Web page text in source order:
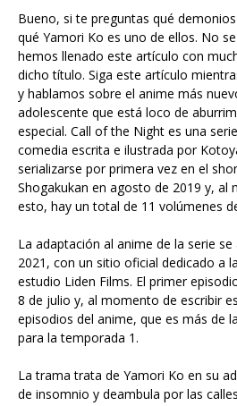
Bueno, si te preguntas qué
qué Yamori Ko es uno de ellos. No
hemos llenado este artículo con
dicho título. Siga este artículo
y hablamos sobre el anime más
adolescente que está loco de
especial. Call of the Night es una
comedia escrita e ilustrada por
serializarse por primera vez en el
Shogakukan en agosto de 2019 y, al
esto, hay un total de 11 volúmenes
La adaptación al anime de la serie
2021, con un sitio oficial dedicado a
estudio Liden Films. El primer
8 de julio y, al momento de escribir
episodios del anime, que es más de
para la temporada 1.
La trama trata de Yamori Ko en su
de insomnio y deambula por las